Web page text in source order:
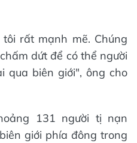
rất mạnh mẽ. Chúng
dứt để có thể người
qua biên giới", ông cho
131 người tị nạn
giới phía đông trong